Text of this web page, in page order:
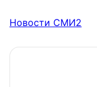
Новости СМИ2